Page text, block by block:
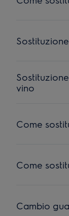
vino
Come
Come
Cambio